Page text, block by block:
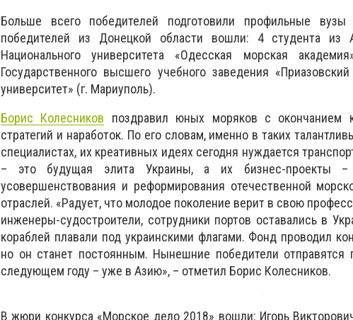
Больше всего победителей подготовили профильные
победителей из Донецкой области вошли: 4 студента из
Национального университета «Одесская морская
Государственного высшего учебного заведения
университет» (г. Мариуполь).
Борис Колесников поздравил юных моряков с окончанием
стратегий и наработок. По его словам, именно в таких
специалистах, их креативных идеях сегодня нуждается
– это будущая элита Украины, а их бизнес-проекты
усовершенствования и реформирования отечественной
отраслей. «Радует, что молодое поколение верит в свою
инженеры-судостроители, сотрудники портов оставались в
кораблей плавали под украинскими флагами. Фонд проводил
но он станет постоянным. Нынешние победители отправятся
следующем году – уже в Азию», – отметил Борис Колесников.
В жюри конкурса «Морское дело 2018» вошли: Игорь